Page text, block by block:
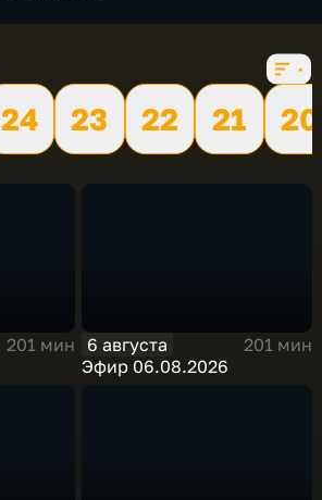
24 23 22 21
20
201 мин
6 августа
201 мин
Эфир 06.08.2026